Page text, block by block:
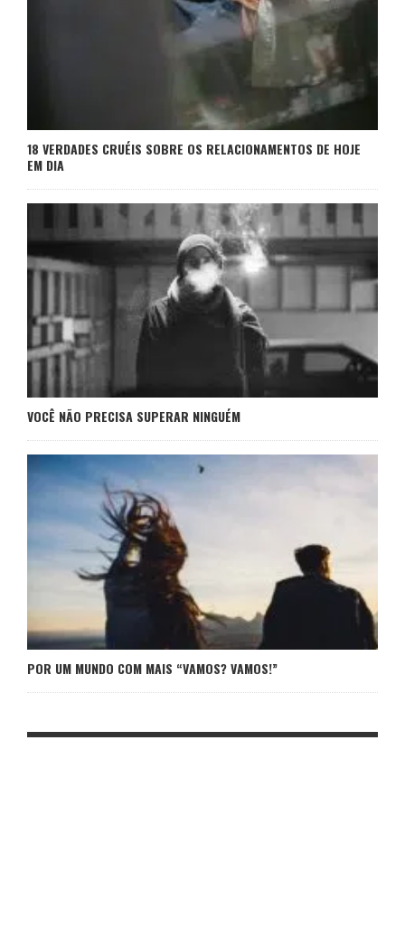
18 VERDADES CRUÉIS SOBRE OS RELACIONAMENTOS DE HOJE
EM DIA
VOCÊ NÃO PRECISA SUPERAR NINGUÉM
POR UM MUNDO COM MAIS “VAMOS? VAMOS!”